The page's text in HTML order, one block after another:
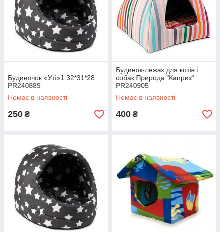
Будиночок «Уті»1 32*31*28
PR240889
Немає в наявності
250 ₴
Будинок-лежак для котів і
собак Природа "Каприз"
PR240905
Немає в наявності
400 ₴